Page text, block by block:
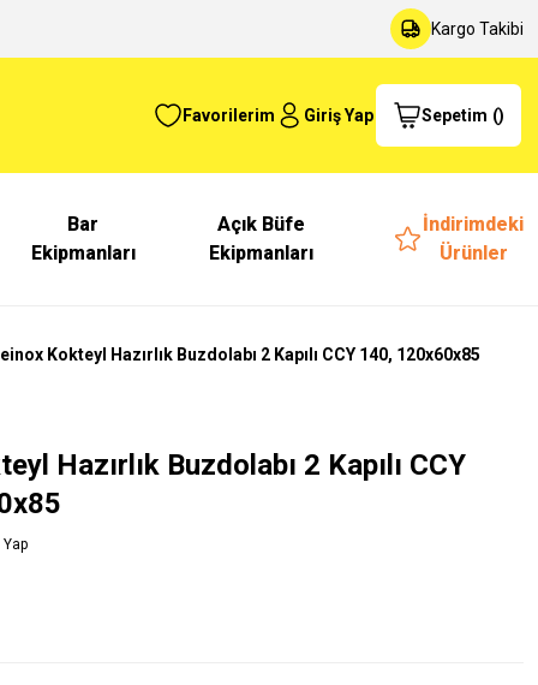
Kargo Takibi
Favorilerim Giriş Yap Sepetim ()
Bar
Ekipmanları
Açık Büfe
Ekipmanları
İndirimdeki
Ürünler
Kokteyl Hazırlık Buzdolabı 2 Kapılı CCY 140, 120x60x85
Hazırlık Buzdolabı 2 Kapılı CCY